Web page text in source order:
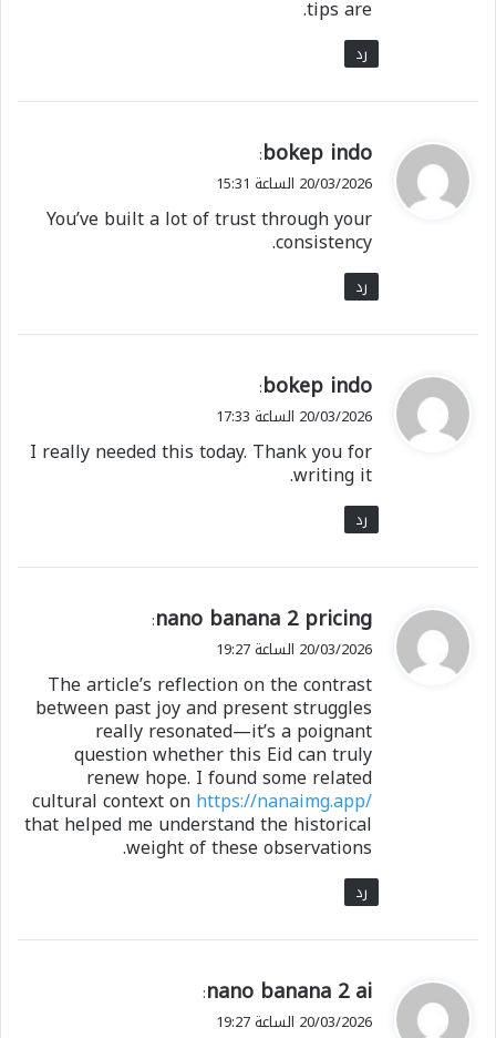
tips are.
رد
ي
ق
ل
bokep indo
:
20/03/2026 الساعة 15:31
You’ve built a lot of trust through your
consistency.
رد
ي
ق
ل
bokep indo
:
20/03/2026 الساعة 17:33
I really needed this today. Thank you for
writing it.
رد
ي
ق
ل
nano banana 2 pricing
:
20/03/2026 الساعة 19:27
The article’s reflection on the contrast
between past joy and present struggles
really resonated—it’s a poignant
question whether this Eid can truly
renew hope. I found some related
cultural context onhttps://nanaimg.app/
that helped me understand the historical
weight of these observations.
رد
ي
ق
nano banana 2 ai
:
20/03/2026 الساعة 19:27